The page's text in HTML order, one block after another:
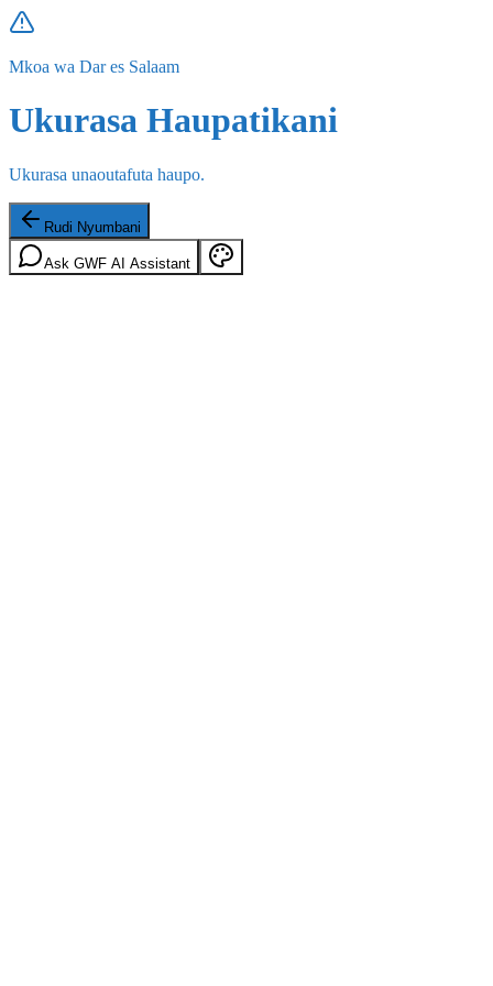
Mkoa wa Dar es Salaam
Ukurasa Haupatikani
Ukurasa unaoutafuta haupo.
Rudi Nyumbani
Ask GWF AI Assistant